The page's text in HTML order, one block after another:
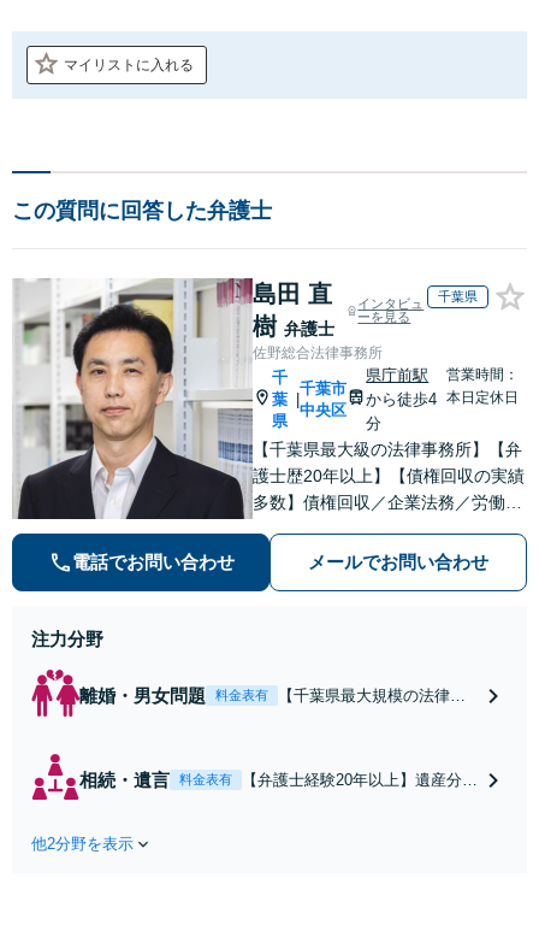
マイリストに入れる
この質問に回答した弁護士
島田 直
樹 弁護士
インタビュ
ーを見る
千葉県
佐野総合法律事務所
千
葉
県
千葉市
中央区
県庁前駅
から徒歩4
分
営業時間：
本日定休日
【千葉県最大級の法律事務所】【弁
護士歴20年以上】【債権回収の実績
多数】債権回収／企業法務／労働
い。依頼者の意向を最優先に、迅速
かつ最善の解決を目指します。【初
電話でお問い合わせ メールでお問い合わせ
注力分野
離婚・男女問題 料金表有
【千葉県最大規模の法律事
頼者さまのご意向を踏まえ
相続・遺言 料金表有
【弁護士経験20年以上】遺産分割
他2分野を表示